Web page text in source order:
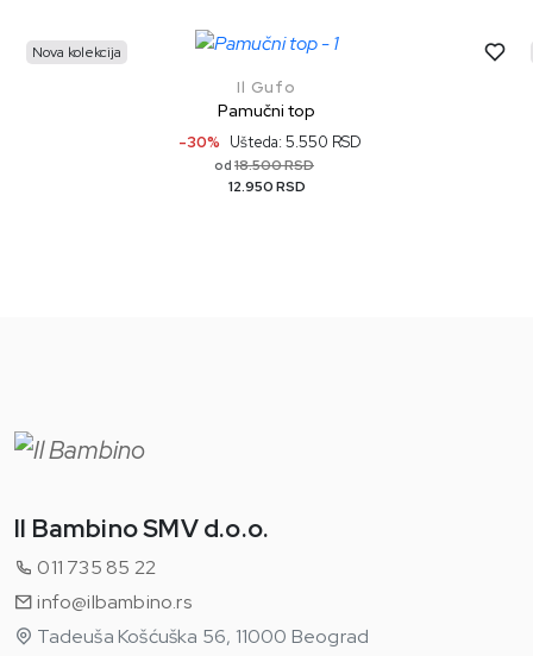
Nova kolekcija
Il Gufo
Pamučni top
-30% Ušteda: 5.550 RSD
od 18.500 RSD
12.950 RSD
Il Bambino SMV d.o.o.
011 735 85 22
info@ilbambino.rs
Tadeuša Košćuška 56, 11000 Beograd